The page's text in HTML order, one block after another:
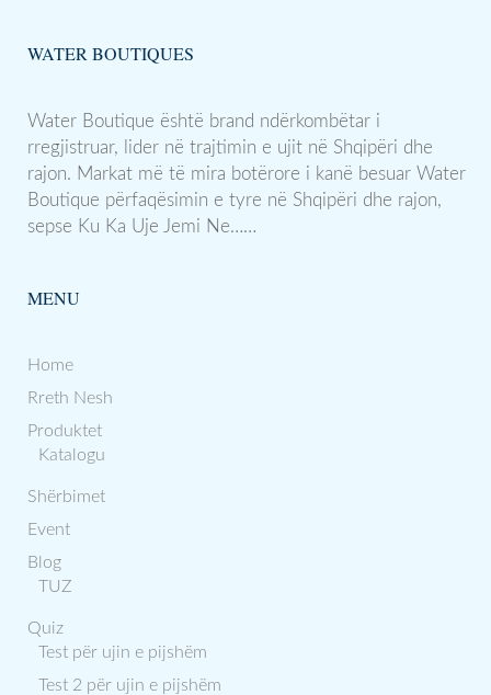
WATER BOUTIQUES
Water Boutique është brand ndërkombëtar i
rregjistruar, lider në trajtimin e ujit në Shqipëri dhe
rajon. Markat më të mira botërore i kanë besuar Water
Boutique përfaqësimin e tyre në Shqipëri dhe rajon,
sepse Ku Ka Uje Jemi Ne……
MENU
Home
Rreth Nesh
Produktet
Katalogu
Shërbimet
Event
Blog
TUZ
Quiz
Test për ujin e pijshëm
Test 2 për ujin e pijshëm